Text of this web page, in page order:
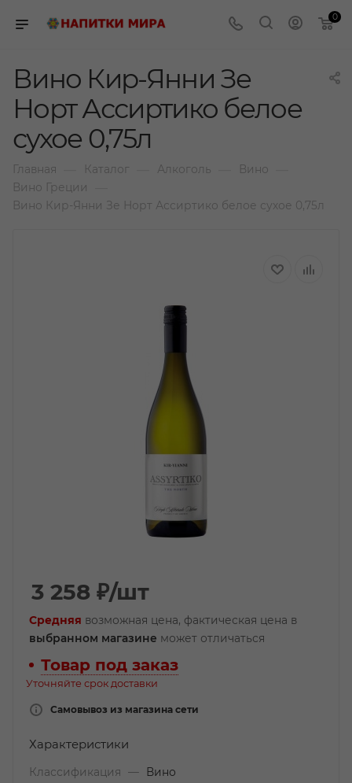
0
Вино Кир-Янни Зе
Норт Ассиртико белое
сухое 0,75л
Главная Каталог Алкоголь Вино
Вино Греции
Вино Кир-Янни Зе Норт Ассиртико белое сухое 0,75л
3 258 ₽/шт
Средняя возможная цена, фактическая цена в
выбранном магазине может отличаться
Товар под заказ
Уточняйте срок доставки
Самовывоз из магазина сети
Характеристики
Классификация —
Вино